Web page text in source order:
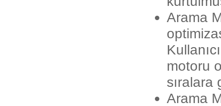
Arama
motoru
sıralara
Arama